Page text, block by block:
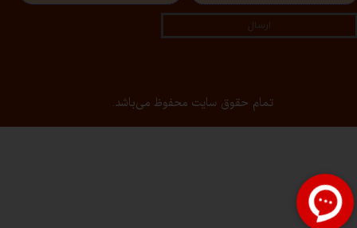
تمام حقوق سایت محفوظ می‌باشد.
ارسال